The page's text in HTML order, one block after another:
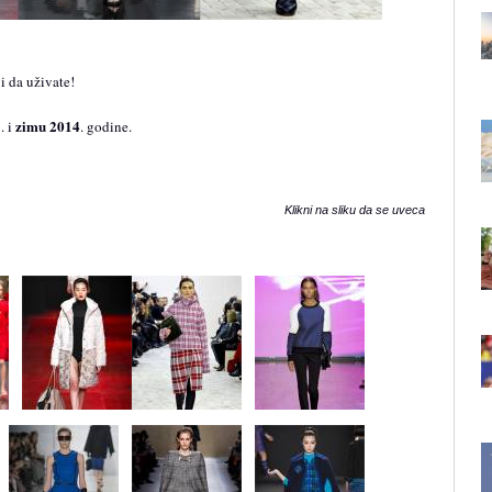
da uživate!
. i zimu 2014. godine.
Klikni na sliku da se uveca